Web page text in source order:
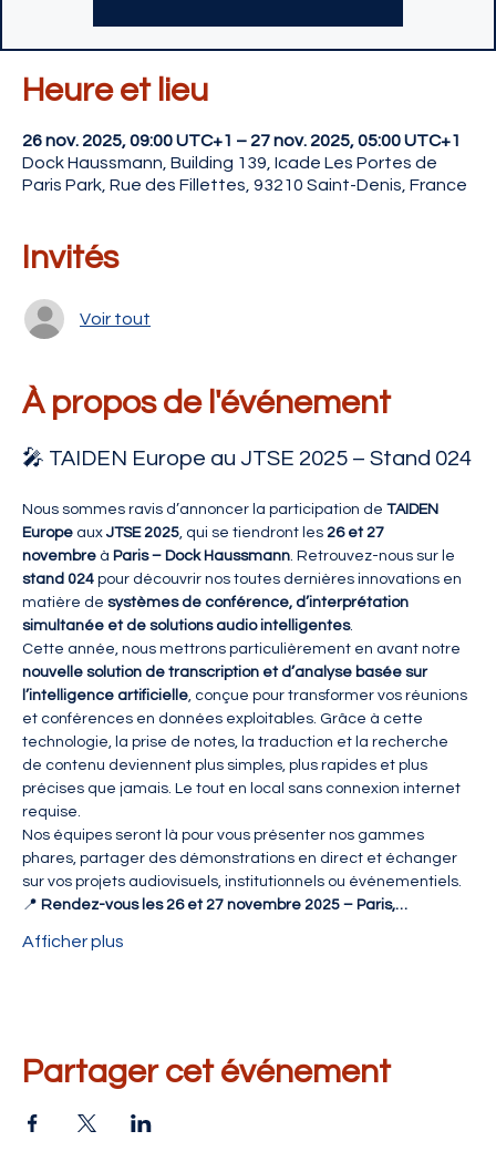
Heure et lieu
26 nov. 2025, 09:00 UTC+1 – 27 nov. 2025, 05:00 UTC+1
Dock Haussmann, Building 139, Icade Les Portes de
Paris Park, Rue des Fillettes, 93210 Saint-Denis, France
Invités
Voir tout
À propos de l'événement
🎤 TAIDEN Europe au JTSE 2025 – Stand 024
Nous sommes ravis d’annoncer la participation de TAIDEN
Europe aux JTSE 2025, qui se tiendront les 26 et 27
novembre à Paris – Dock Haussmann. Retrouvez-nous sur le
stand 024 pour découvrir nos toutes dernières innovations en
matière de systèmes de conférence, d’interprétation
simultanée et de solutions audio intelligentes.
Cette année, nous mettrons particulièrement en avant notre
nouvelle solution de transcription et d’analyse basée sur
l’intelligence artificielle, conçue pour transformer vos réunions
et conférences en données exploitables. Grâce à cette
technologie, la prise de notes, la traduction et la recherche
de contenu deviennent plus simples, plus rapides et plus
précises que jamais. Le tout en local sans connexion internet
requise.
Nos équipes seront là pour vous présenter nos gammes
phares, partager des démonstrations en direct et échanger
sur vos projets audiovisuels, institutionnels ou événementiels.
📍 Rendez-vous les 26 et 27 novembre 2025 – Paris,…
Afficher plus
Partager cet événement